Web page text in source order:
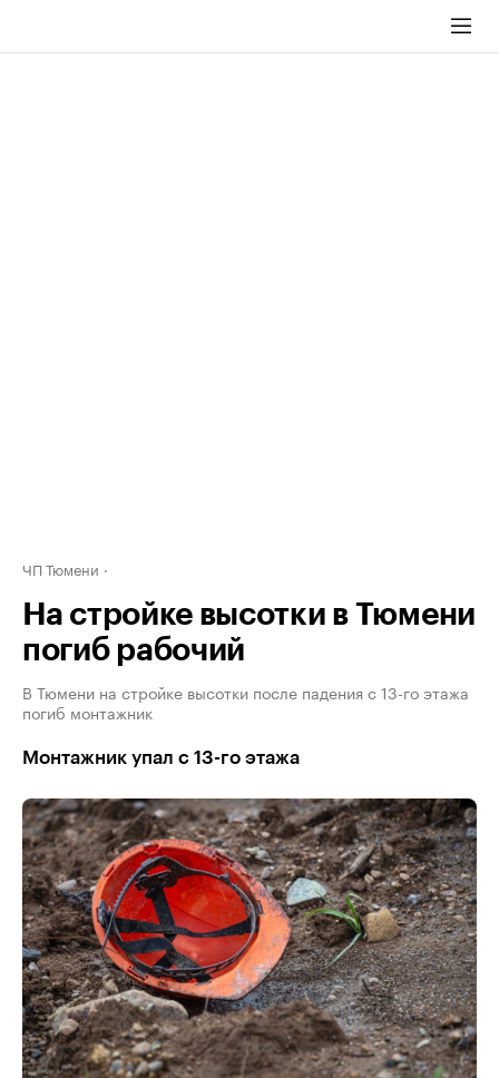
ЧП Тюмени
На стройке высотки в Тюмени
погиб рабочий
В Тюмени на стройке высотки после падения с 13-го этажа
погиб монтажник
Монтажник упал с 13-го этажа